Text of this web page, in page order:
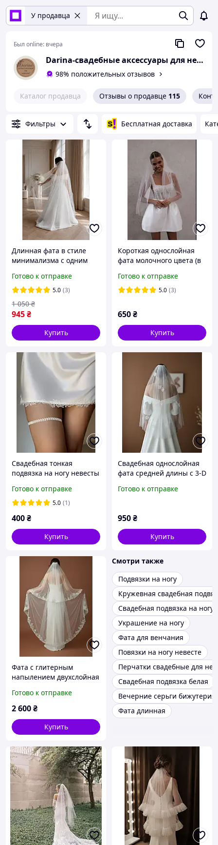
У продавца
Был online: вчера
Darina-свадебные аксессуары для невесты
98% положительных отзывов
Каталог продавца Отзывы о продавце 115
Фильтры Бесплатная доставка
Длинная фата в стиле
минимализма с одним
Готово к отправке
5.0 (3)
945₴
1 050 ₴
Купить
Короткая однослойная
фата молочного цвета (в
айворы).
Готово к отправке
5.0 (3)
650₴
Купить
Свадебная тонкая
подвязка на ногу невесты
Готово к отправке
5.0 (1)
400₴
Купить
Свадебная однослойная
фата средней длины с 3-D
Готово к отправке
950₴
Купить
Фата с глитерным
напылением двухслойная
лицо
Готово к отправке
2 600₴
Купить
Смотри также
Подвязки на ногу
Кружевная свадебная
Свадебная подвязка на ногу
Украшение на ногу
Фата для венчания
Повязки на ногу невесте
Перчатки свадебные для
Свадебная подвязка белая
Вечерние серьги бижутерия
Фата длинная